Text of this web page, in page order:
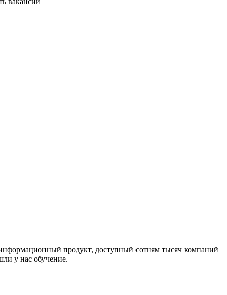
продукт, доступный сотням тысяч компаний
у нас обучение.